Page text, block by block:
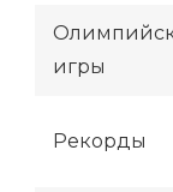
игры
Рекорды